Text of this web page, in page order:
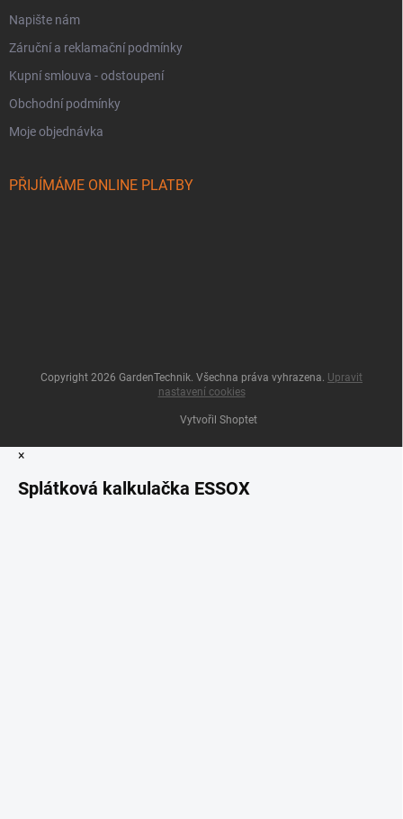
Napište nám
Záruční a reklamační podmínky
Kupní smlouva - odstoupení
Obchodní podmínky
Moje objednávka
PŘIJÍMÁME ONLINE PLATBY
Vytvořil Shoptet
Copyright 2026 GardenTechnik. Všechna práva vyhrazena. Upravit
nastavení cookies
×
Splátková kalkulačka ESSOX